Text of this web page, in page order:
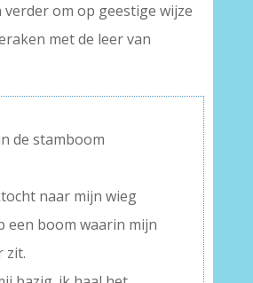
verder om op geestige wijze
met de leer van
de stamboom
naar mijn wieg
een boom waarin mijn
zit.